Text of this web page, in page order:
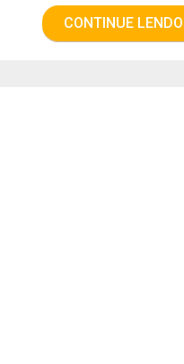
CONTINUE LENDO